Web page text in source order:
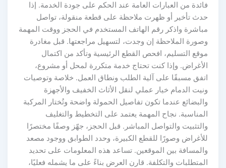
فائدة من العبارات العامة عند الحكم على جودة الخدمة. إذا
حدث تأخير أو ظهرت ملاحظة على قطعة منقولة، تواصل
مباشرة واذكر رقم الهاتف المستخدم في الحجز ووقت المهمة
وصورة الملاحظة إن وجدت، لتسهيل مراجعتها. قبل مغادرة
موقع التسليم، افحص القطع الرئيسية وتأكد من اكتمال
الأغراض. وإذا كنت تحتاج خدمة متكررة لمحل أو مشروع،
اتفق مسبقًا على آلية الطلب ونطاق العمل. خلاصة وتوصيات
ونيت الدمام خيار عملي لنقل الأثاث الخفيف والأجهزة
والبضائع عندما تكون تفاصيل الحمولة واضحة وتُختار المركبة
المناسبة. نجاح المهمة يعتمد على التخطيط والتغليف
والتثبيت والتواصل المباشر. قبل الحجز، جهّز وصفًا مختصرًا
للأغراض وصورًا للقطع الكبيرة، وحدد الطوابق ووجود مصعد
والمسافة بين الموقعين. تساعد هذه المعلومات على تحديد
المتطلبات والتكلفة. قارن العرض بناءً على ما يشمله فعليًا،